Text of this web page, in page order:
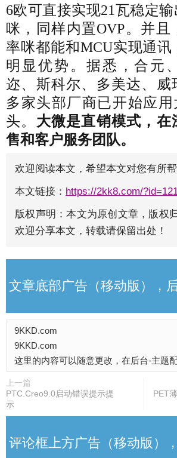
6欧可直接实现21瓦稳定
咪，同样内置OVP。并且
率咪都能和MCU实现通讯
明显优势。据悉，合元
迩、斯科尔、多美达、威
多家头部厂商已开始应用
头。 大微是直销模式，在
售和客户服务团队。
欢迎阅读本文，希望本文对您有所帮
本文链接： https://2kk8.com/
版权声明：本文为原创文章，版权归
欢迎分享本文，转载请保留出处！
文章底部广告（移动版），
9KKD.com
9KKD.com
这里的内容可以随意更改，在后台-主题配
上一篇
PTC.Creo9.0启动错误提示提
示
PET
评论框上方广告（移动版）